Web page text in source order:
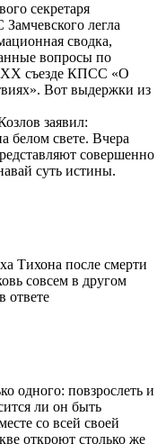
секретаря
легла
сводка,
вопросы по
ХХ съезде КПСС «О
Вот выдержки из
заявил:
белом свете. Вчера
совершенно
суть истины.
Тихона после смерти
совсем в другом
ответе
одного: повзрослеть и
ли он быть
со всей своей
откроют столько же